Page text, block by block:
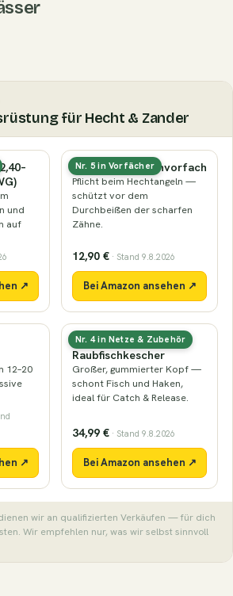
für Hecht & Zander
und
auf
↗
Nr. 5 in Vorfächer
Stahl- oder Titanvorfach
Pflicht beim Hechtangeln —
schützt vor dem
Durchbeißen der scharfen
Zähne.
12,90 € · Stand 9.8.2026
Bei Amazon ansehen ↗
12–20
↗
Nr. 4 in Netze & Zubehör
Gummierter
Raubfischkescher
Großer, gummierter Kopf —
schont Fisch und Haken,
ideal für Catch & Release.
34,99 € · Stand 9.8.2026
Bei Amazon ansehen ↗
wir an qualifizierten Verkäufen — für dich
Wir empfehlen nur, was wir selbst sinnvoll